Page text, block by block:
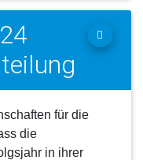
für die
die
in ihrer